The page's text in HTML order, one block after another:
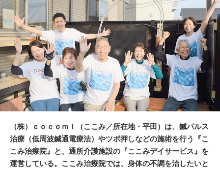
（株）ｃｏｃｏｍｉ（ここみ／所在地・平田）は、鍼パルス
治療（低周波鍼通電療法）やツボ押しなどの施術を行う『こ
こみ治療院』と、通所介護施設の『ここみデイサービス』を
運営している。ここみ治療院では、身体の不調を治したいと